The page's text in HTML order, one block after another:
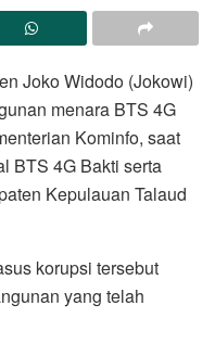
Joko Widodo (Jokowi)
menara BTS 4G
Kominfo, saat
BTS 4G Bakti serta
Kepulauan Talaud
korupsi tersebut
yang telah